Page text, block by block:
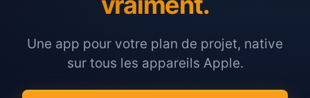
Une app pour votre plan de projet, native
sur tous les appareils Apple.